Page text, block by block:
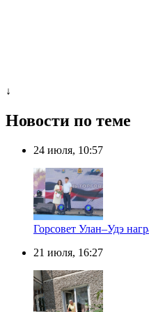
↓
Новости по теме
24 июля, 10:57
Горсовет Улан–Удэ
21 июля, 16:27